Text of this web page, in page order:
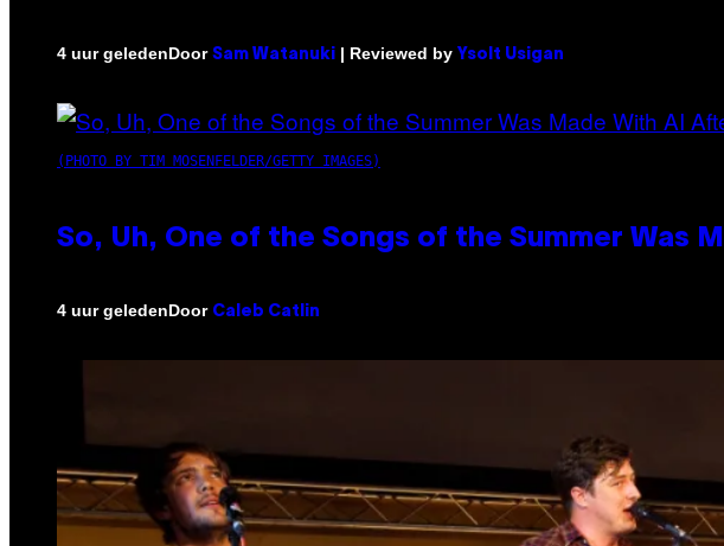
4 uur geledenDoor Sam Watanuki | Reviewed by Ysolt Usigan
(PHOTO BY TIM MOSENFELDER/GETTY IMAGES)
So, Uh, One of the Songs of the Summer
4 uur geledenDoor Caleb Catlin